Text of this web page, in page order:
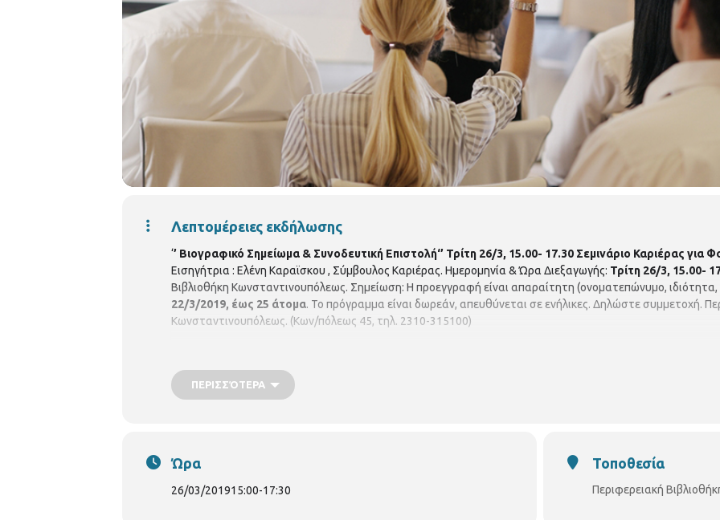
Λεπτομέρειες εκδήλωσης
‘’ Βιογραφικό Σημείωμα & Συνοδευτική Επιστολή‘’ Τρίτη 26/3, 15.00- 17.30 Σεμινάριο Καριέρας για
Εισηγήτρια : Ελένη Καραϊσκου , Σύμβουλος Καριέρας. Ημερομηνία & Ώρα Διεξαγωγής: Τρίτη 26/3, 15.00-
Βιβλιοθήκη Κωνσταντινουπόλεως. Σημείωση: Η προεγγραφή είναι απαραίτητη (ονοματεπώνυμο,
22/3/2019, έως 25 άτομα. Το πρόγραμμα είναι δωρεάν, απευθύνεται σε ενήλικες. Δηλώστε συμμετοχή.
Κωνσταντινουπόλεως. (Κων/πόλεως 45, τηλ. 2310-315100)
ΠΕΡΙΣΣΌΤΕΡΑ
Ώρα
26/03/201915:00-17:30
Τοποθεσία
Περιφερειακή